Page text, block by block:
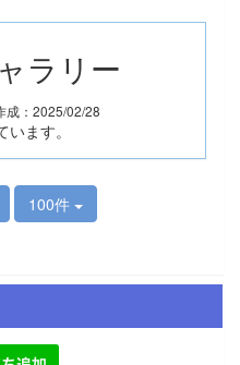
ラリー
成：2025/02/28
ます。
100件